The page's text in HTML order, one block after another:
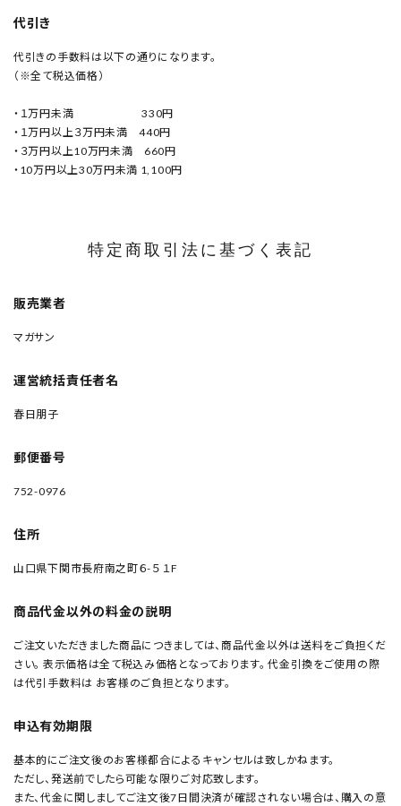
代引き
代引きの手数料は以下の通りになります。
（※全て税込価格）
・１万円未満 330円
・１万円以上３万円未満 440円
・３万円以上10万円未満 660円
・10万円以上30万円未満 1,100円
特定商取引法に基づく表記
販売業者
マガサン
運営統括責任者名
春日朋子
郵便番号
752-0976
住所
山口県下関市長府南之町６-５ １F
商品代金以外の料金の説明
ご注文いただきました商品につきましては、商品代金以外は送料をご負担くだ
さい。 表示価格は全て税込み価格となっております。 代金引換をご使用の際
は代引手数料は お客様のご負担となります。
申込有効期限
基本的にご注文後のお客様都合によるキャンセルは致しかねます。
ただし、発送前でしたら可能な限りご対応致します。
また、代金に関しましてご注文後7日間決済が確認されない場合は、購入の意